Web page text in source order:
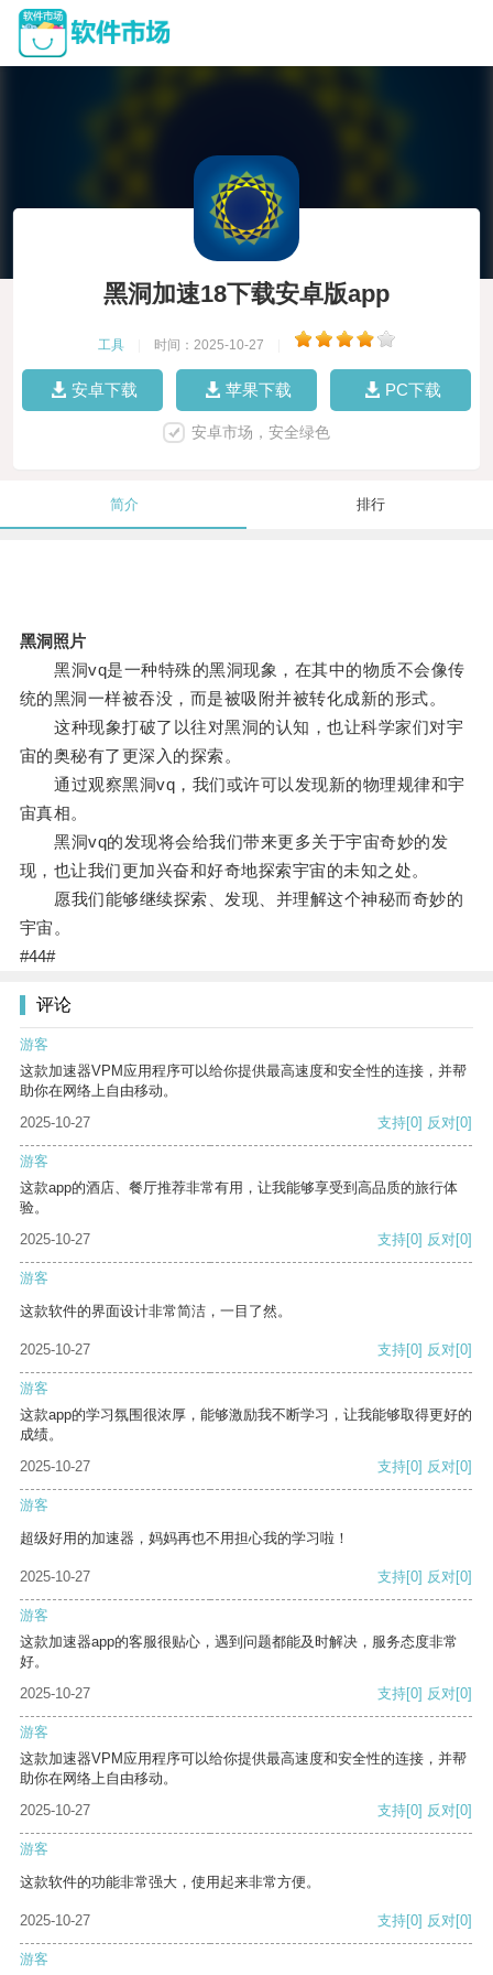
黑洞加速18下载安卓版app
工具 时间：2025-10-27
安卓下载 苹果下载 PC下载
安卓市场，安全绿色
简介 排行
黑洞照片
黑洞vq是一种特殊的黑洞现象，在其中的物质不会像传
统的黑洞一样被吞没，而是被吸附并被转化成新的形式。
这种现象打破了以往对黑洞的认知，也让科学家们对宇
宙的奥秘有了更深入的探索。
通过观察黑洞vq，我们或许可以发现新的物理规律和宇
宙真相。
黑洞vq的发现将会给我们带来更多关于宇宙奇妙的发
现，也让我们更加兴奋和好奇地探索宇宙的未知之处。
愿我们能够继续探索、发现、并理解这个神秘而奇妙的
宇宙。
#44#
评论
游客
这款加速器VPM应用程序可以给你提供最高速度和安全性的连接，并帮
助你在网络上自由移动。
2025-10-27
支持[0] 反对[0]
游客
这款app的酒店、餐厅推荐非常有用，让我能够享受到高品质的旅行体
验。
2025-10-27
支持[0] 反对[0]
游客
这款软件的界面设计非常简洁，一目了然。
2025-10-27 支持[0] 反对[0]
游客
这款app的学习氛围很浓厚，能够激励我不断学习，让我能够取得更好的
成绩。
2025-10-27
支持[0] 反对[0]
游客
超级好用的加速器，妈妈再也不用担心我的学习啦！
2025-10-27 支持[0] 反对[0]
游客
这款加速器app的客服很贴心，遇到问题都能及时解决，服务态度非常
好。
2025-10-27
支持[0] 反对[0]
游客
这款加速器VPM应用程序可以给你提供最高速度和安全性的连接，并帮
助你在网络上自由移动。
2025-10-27
支持[0] 反对[0]
游客
这款软件的功能非常强大，使用起来非常方便。
2025-10-27 支持[0] 反对[0]
游客